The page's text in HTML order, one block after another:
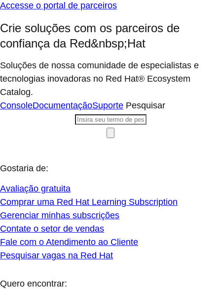
Accesse o portal de parceiros
Crie soluções com os parceiros de
confiança da Red&nbsp;Hat
Soluções de nossa comunidade de especialistas e
tecnologias inovadoras no Red Hat® Ecosystem
Catalog.
ConsoleDocumentaçãoSuporte Pesquisar
Gostaria de:
Avaliação gratuita
Comprar uma Red Hat Learning Subscription
Gerenciar minhas subscrições
Contate o setor de vendas
Fale com o Atendimento ao Cliente
Pesquisar vagas na Red Hat
Quero encontrar: